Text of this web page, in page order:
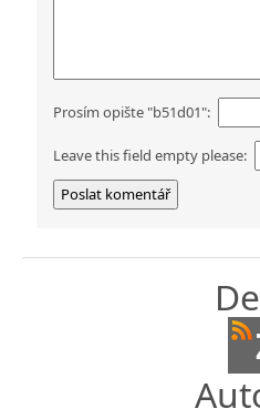
Prosím opište "b51d01":
Leave this field empty please: